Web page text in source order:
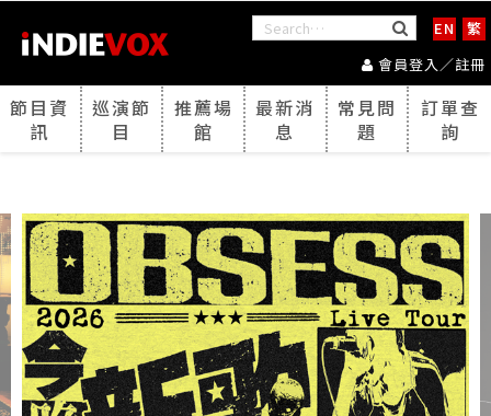
EN
繁
會員登入／註冊
節目資
訊
巡演節
目
推薦場
館
最新消
息
常見問
題
訂單查
詢